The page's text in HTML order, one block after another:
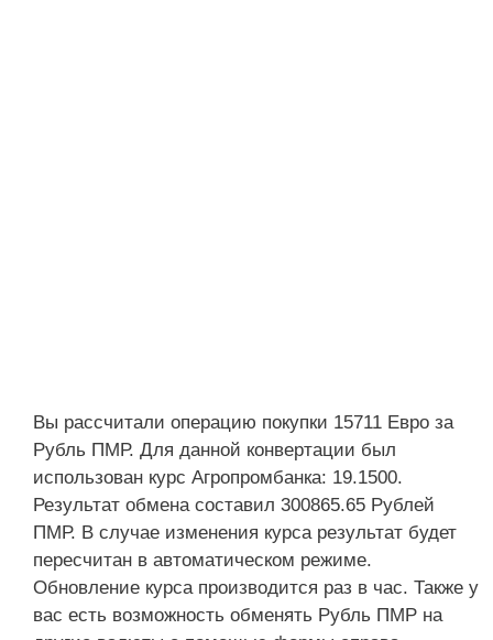
Вы рассчитали операцию покупки 15711 Евро за
Рубль ПМР. Для данной конвертации был
использован курс Агропромбанка: 19.1500.
Результат обмена составил 300865.65 Рублей
ПМР. В случае изменения курса результат будет
пересчитан в автоматическом режиме.
Обновление курса производится раз в час. Также у
вас есть возможность обменять Рубль ПМР на